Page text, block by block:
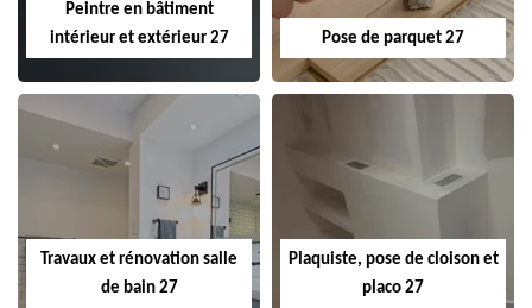
Peintre en bâtiment
intérieur et extérieur 27
Pose de parquet 27
Travaux et rénovation salle
de bain 27
Plaquiste, pose de cloison et
placo 27